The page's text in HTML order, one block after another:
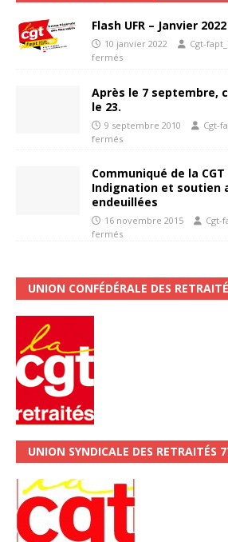
Flash UFR – Janvier 2022
10 janvier 2022 Cgt-
fermés
Après le 7 septembre,
le 23.
9 septembre 2010 Cgt-
fermés
Communiqué de la
Indignation et soutien
endeuillées
16 novembre 2015 Cgt-
fermés
UNION CONFÉDÉRALE DES
UNION SYNDICALE DES RETRAITÉS